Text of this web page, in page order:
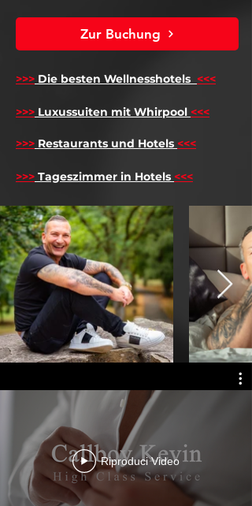
Zur Buchung
>>> Die besten Wellnesshotels <<<
>>> Luxussuiten mit Whirpool <<<
>>> Restaurants und Hotels <<<
>>> Tageszimmer in Hotels <<<
Riproduci Video